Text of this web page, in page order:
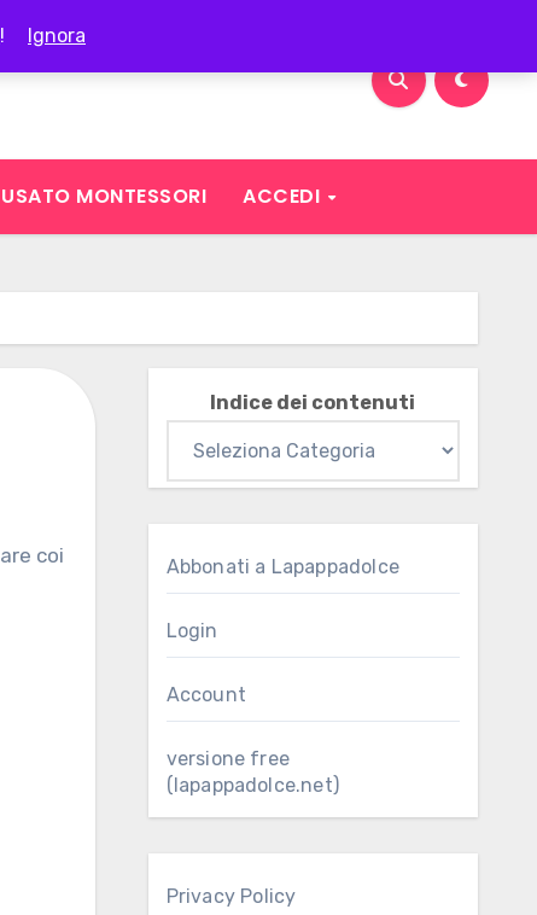
! Ignora
USATO MONTESSORI ACCEDI
Indice dei contenuti
Abbonati a Lapappadolce
Login
Account
versione free
(lapappadolce.net)
Privacy Policy